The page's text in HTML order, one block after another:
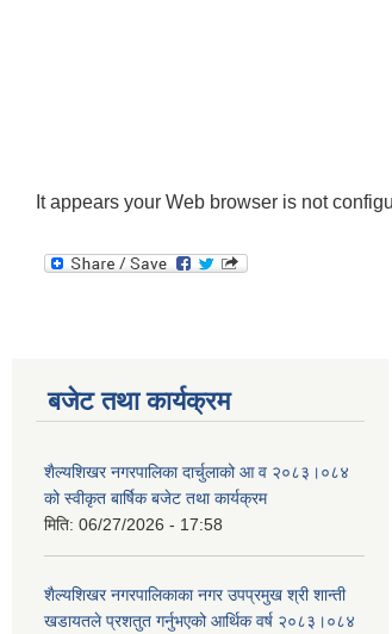
It appears your Web browser is not
बजेट तथा कार्यक्रम
शैल्यशिखर नगरपालिका दार्चुलाको आ व २०८३।०८४
को स्वीकृत बार्षिक बजेट तथा कार्यक्रम
मिति: 06/27/2026 - 17:58
शैल्यशिखर नगरपालिकाका नगर उपप्रमुख श्री शान्ती
खडायतले प्रशतुत गर्नुभएको आर्थिक वर्ष २०८३।०८४